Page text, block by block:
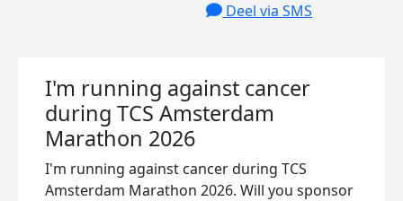
Deel via SMS
I'm running against cancer
during TCS Amsterdam
Marathon 2026
I'm running against cancer during TCS
Amsterdam Marathon 2026. Will you sponsor